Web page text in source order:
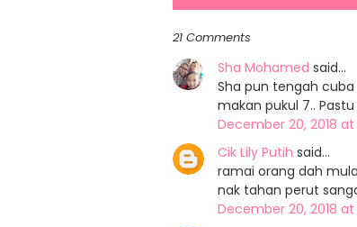
21 Comments
Sha Mohamed said…
Sha pun tengah cuba
makan pukul 7..
December 20, 2018 at
Cik Lily Putih said…
ramai orang dah
nak tahan perut
December 20, 2018 at